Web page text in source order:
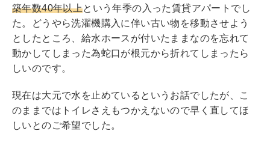
築年数40年以上という年季の入った賃貸アパートでし
た。どうやら洗濯機購入に伴い古い物を移動させよう
としたところ、給水ホースが付いたままなのを忘れて
動かしてしまった為蛇口が根元から折れてしまったら
しいのです。
現在は大元で水を止めているというお話でしたが、こ
のままではトイレさえもつかえないので早く直してほ
しいとのご希望でした。